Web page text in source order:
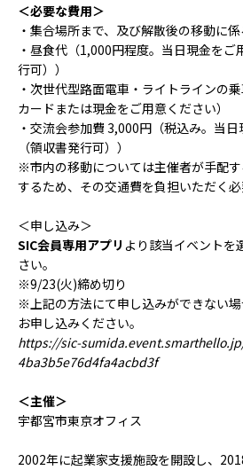
＜必要な費用＞
・集合場所まで、及び解散後の移動に
・昼食代（1,000円程度。当日現金を
行可））
・次世代型路面電車・ライトラインの
カードまたは現金をご用意ください）
・交流会参加費 3,000円（税込み。当
（領収書発行可））
※市内の移動については主催者が手配
するため、その交通費を負担いただく必
＜申し込み＞
SIC会員専用アプリ より該当イベントを
さい。
※9/23(火)締め切り
※上記の方法にて申し込みができない
お申し込みください。
https://sic-
4ba3b5e76d4fa4acbd3f
＜主催＞
宇都宮市東京オフィス
2002年に起業家支援施設を開設し、